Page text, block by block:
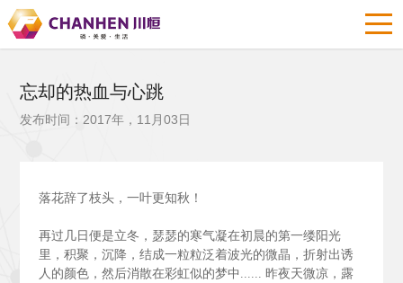
忘却的热血与心跳
发布时间：2017年，11月03日
落花辞了枝头，一叶更知秋！
再过几日便是立冬，瑟瑟的寒气凝在初晨的第一缕阳光
里，积聚，沉降，结成一粒粒泛着波光的微晶，折射出诱
人的颜色，然后消散在彩虹似的梦中...... 昨夜天微凉，露